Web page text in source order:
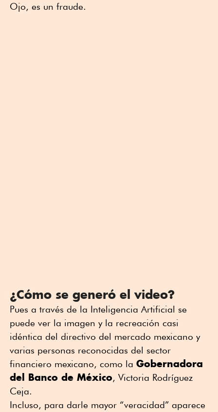
Ojo, es un fraude.
¿Cómo se generó el video?
Pues a través de la Inteligencia Artificial se
puede ver la imagen y la recreación casi
idéntica del directivo del mercado mexicano y
varias personas reconocidas del sector
financiero mexicano, como la Gobernadora
del Banco de México, Victoria Rodríguez
Ceja.
Incluso, para darle mayor “veracidad” aparece